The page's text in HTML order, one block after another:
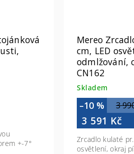
+-7°
Mereo
cm, LED
odmlžování,
CN162
Skladem
3
–10 %
3 591 Kč
Zrcadlo kulaté
osvětlení, okraj